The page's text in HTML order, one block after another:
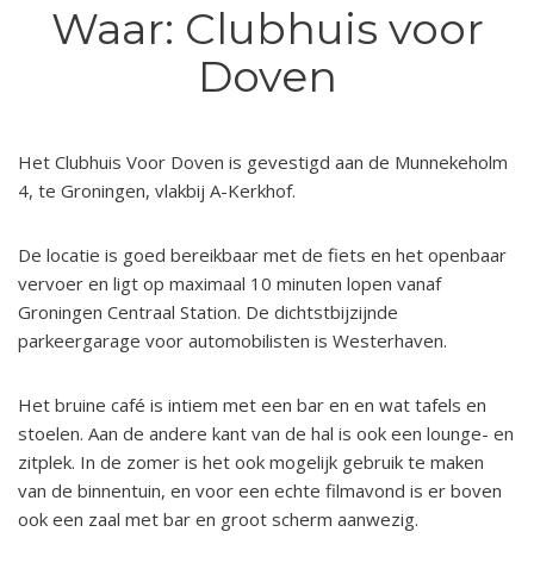
Waar: Clubhuis voor
Doven
Het Clubhuis Voor Doven is gevestigd aan de Munnekeholm
4, te Groningen, vlakbij A-Kerkhof.
De locatie is goed bereikbaar met de fiets en het openbaar
vervoer en ligt op maximaal 10 minuten lopen vanaf
Groningen Centraal Station. De dichtstbijzijnde
parkeergarage voor automobilisten is Westerhaven.
Het bruine café is intiem met een bar en en wat tafels en
stoelen. Aan de andere kant van de hal is ook een lounge- en
zitplek. In de zomer is het ook mogelijk gebruik te maken
van de binnentuin, en voor een echte filmavond is er boven
ook een zaal met bar en groot scherm aanwezig.